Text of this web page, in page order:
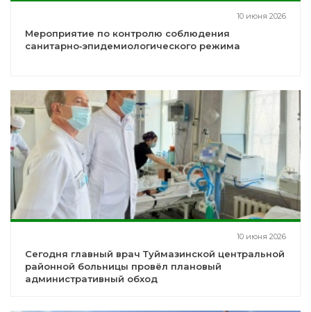
10 июня 2026
Мероприятие по контролю соблюдения
санитарно‑эпидемиологического режима
10 июня 2026
Сегодня главный врач Туймазинской центральной
районной больницы провёл плановый
административный обход